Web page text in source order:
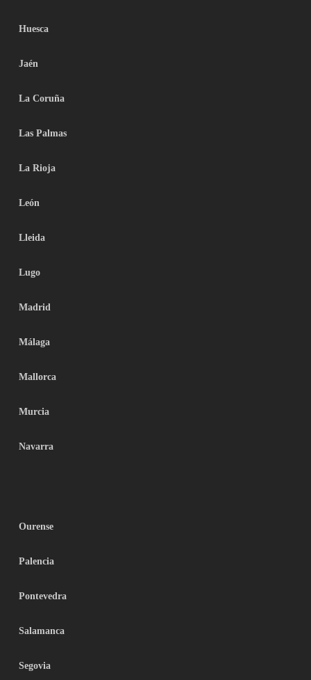
Huesca
Jaén
La Coruña
Las Palmas
La Rioja
León
Lleida
Lugo
Madrid
Málaga
Mallorca
Murcia
Navarra
Ourense
Palencia
Pontevedra
Salamanca
Segovia